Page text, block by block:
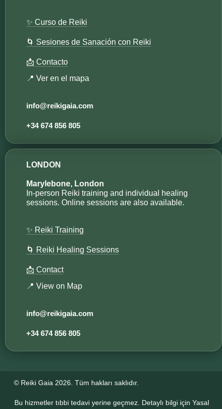
✨ Curso de Reiki
🌀 Sesiones de Sanación con Reiki
📩 Contacto
📍 Ver en el mapa
info@reikigaia.com​
+34 674 856 805
LONDON
Marylebone, London
In-person Reiki training and individual healing
sessions. Online sessions are also available.
✨ Reiki Training
🌀 Reiki Healing Sessions
📩 Contact
📍 View on Map
info@reikigaia.com​
+34 674 856 805
© Reiki Gaia 2026. Tüm hakları saklıdır.
Bu hizmetler tıbbi tedavi yerine geçmez. Detaylı bilgi için Yasal